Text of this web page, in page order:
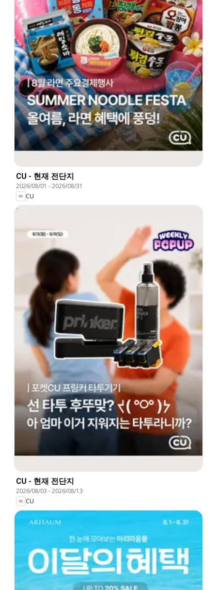
CU - 현재 전단지
2026/08/01 -2026/08/31
CU
CU - 현재 전단지
2026/08/03 -2026/08/13
CU